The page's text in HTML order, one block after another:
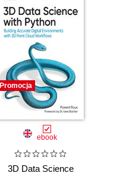
Promocja
ebook
3D Data Science